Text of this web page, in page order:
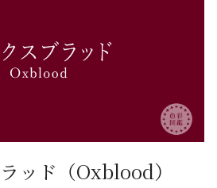
ッド （Oxblood）